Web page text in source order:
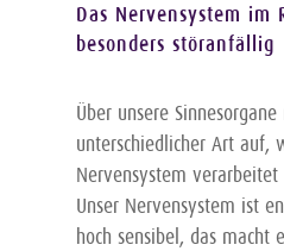
Das Nervensystem im
besonders störanfällig
Über unsere
unterschiedlicher Art auf,
Nervensystem
Unser Nervensystem ist
hoch sensibel, das macht